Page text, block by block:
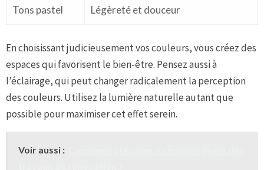
Tons pastel Légèreté et douceur
En choisissant judicieusement vos couleurs, vous créez des
espaces qui favorisent le bien-être. Pensez aussi à
l’éclairage, qui peut changer radicalement la perception
des couleurs. Utilisez la lumière naturelle autant que
possible pour maximiser cet effet serein.
Voir aussi :